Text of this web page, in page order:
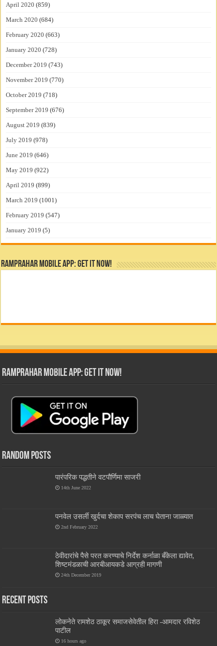
April 2020 (859)
March 2020 (684)
February 2020 (663)
January 2020 (728)
December 2019 (743)
November 2019 (770)
October 2019 (718)
September 2019 (676)
August 2019 (839)
July 2019 (978)
June 2019 (646)
May 2019 (922)
April 2019 (899)
March 2019 (1001)
February 2019 (547)
January 2019 (5)
RamPrahar Mobile App: Get it Now!
RamPrahar Mobile App: Get it Now!
Random Posts
पारंपरिक पद्धतीने वटपौर्णिमा साजरी
14th June 2022
पनवेल उसर्ली खुर्दचा शेकाप सरपंच लाच घेताना जाळ्यात
2nd February 2022
ठेवीदारांचे पैसे परत करण्याचे निर्देश कर्नाळा बँकेला द्यावेत,
शिष्टमंडळाची आरबीआयकडे आग्रही मागणी
24th December 2019
Recent Posts
लोकनेते रामशेठ ठाकूर समाजसेवेतील हिरा -आमदार रविशेठ
पाटील
16 hours ago